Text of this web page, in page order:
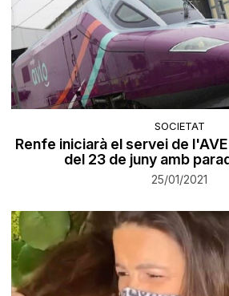
SOCIETAT
Renfe iniciarà el servei de
del 23 de juny amb
25/01/2021